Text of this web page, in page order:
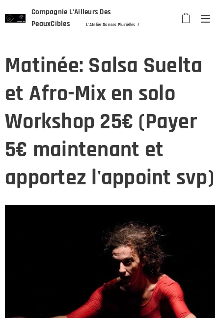
Compagnie L'Ailleurs Des
PeauxCiblesL'Atelier Danses Plurielles /
Matinée: Salsa Suelta
et Afro-Mix en solo
Workshop 25€ (Payer
5€ maintenant et
apportez l'appoint svp)